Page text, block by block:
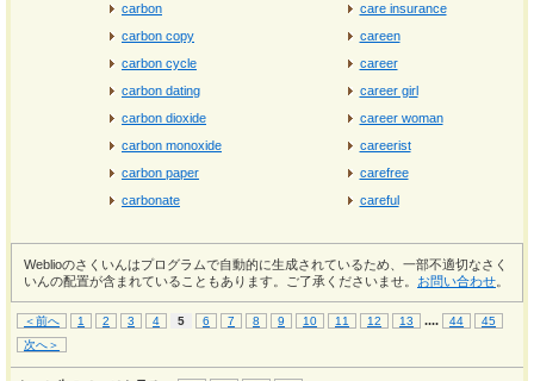
carbon
carbon copy
carbon cycle
carbon dating
carbon dioxide
carbon monoxide
carbon paper
carbonate
care insurance
careen
career
career girl
career woman
careerist
carefree
careful
Weblioのさくいんはプログラムで自動的に生成されているため、一部不適切なさく
いんの配置が含まれていることもあります。ご了承くださいませ。 お問い合わせ
＜前へ 1 2 3 4 5 6 7 8 9 10 11 12 13 .... 44
45
次へ＞